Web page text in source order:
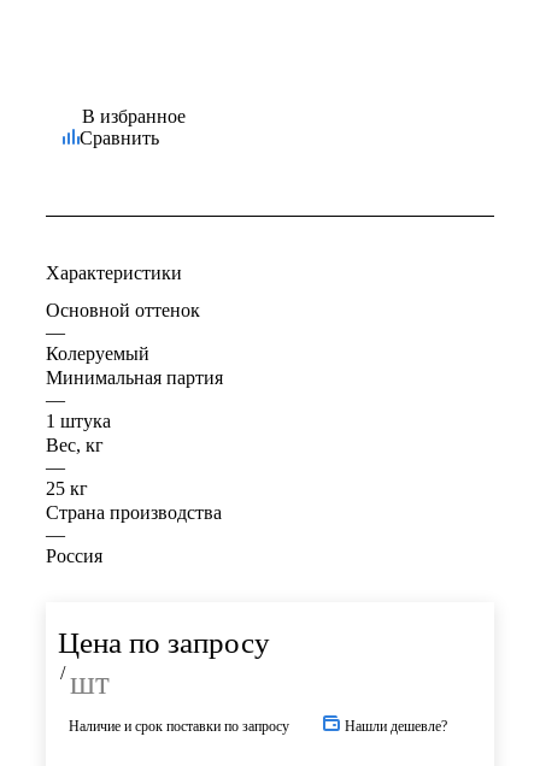
В избранное
Сравнить
Характеристики
Основной оттенок
—
Колеруемый
Минимальная партия
—
1 штука
Вес, кг
—
25 кг
Страна производства
—
Россия
Цена по запросу
/ шт
Наличие и срок поставки по запросу Нашли дешевле?